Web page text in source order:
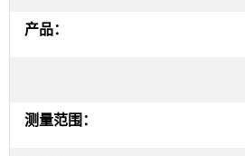
产品：
测量范围：